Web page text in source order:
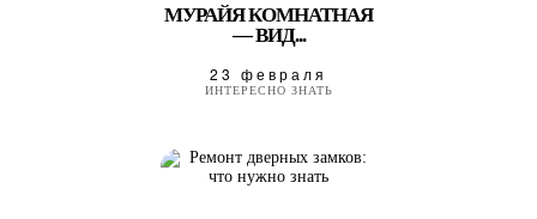
МУРАЙЯ КОМНАТНАЯ
— ВИД...
23 февраля
ИНТЕРЕСНО ЗНАТЬ